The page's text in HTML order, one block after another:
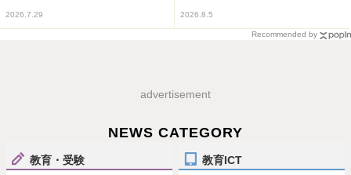
2026.7.29 2026.8.5
Recommended by
advertisement
NEWS CATEGORY
教育・受験 教育ICT